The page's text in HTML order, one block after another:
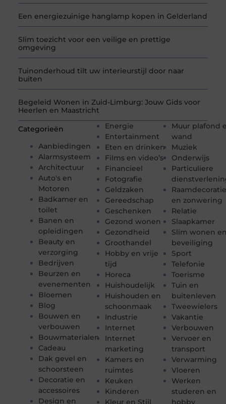
Een energiezuinige hanglamp kopen in Gelderland
Slim toezicht voor een veilige en prettige
omgeving
Tuinonderhoud tilt uw interieurstijl door naar
buiten
Begeleid Wonen in Zuid-Limburg: Jouw Gids voor
Heerlen en Maastricht
Categorieën
Aanbiedingen
Alarmsysteem
Architectuur
Auto's en
Motoren
Badkamer en
toilet
Banen en
opleidingen
Beauty en
verzorging
Bedrijven
Beurzen en
evenementen
Bloemen
Blog
Bouwen en
verbouwen
Bouwmaterialen
Cadeau
Dak gevel en
schoorsteen
Decoratie en
accessoires
Design en
Energie
Entertainment
Eten en drinken
Films en video’s
Financieel
Fotografie
Geldzaken
Gereedschap
Geschenken
Gezond wonen
Gezondheid
Groothandel
Hobby en vrije
tijd
Horeca
Huishoudelijk
Huishouden en
schoonmaak
Industrie
Internet
Internet
marketing
Kamers en
ruimtes
Keuken
Kinderen
Kleur en Stijl
Muur plafond
wand
Muziek
Onderwijs
Particuliere
en zonwering
Relatie
Slaapkamer
Slim wonen
beveiliging
Sport
Telefonie
Toerisme
Tuin en
buitenleven
Tweewielers
Vakantie
Verbouwen
Vervoer en
transport
Verwarming
Vloeren
Werken
studeren en
hobby